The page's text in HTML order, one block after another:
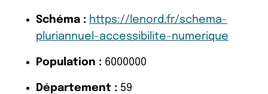
Schéma : https://lenord.fr/schema-
pluriannuel-accessibilite-numerique
Population : 6000000
Département : 59